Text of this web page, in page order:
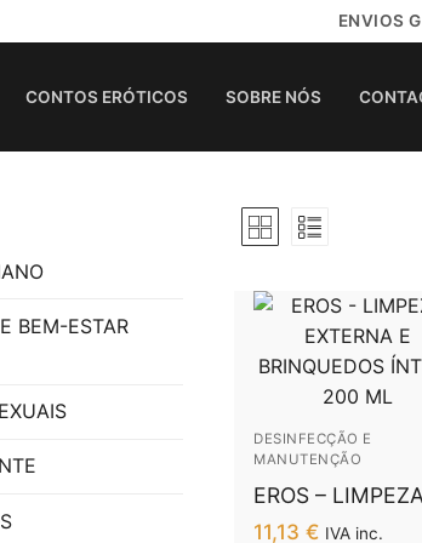
ENVIOS
CONTOS ERÓTICOS SOBRE NÓS
Contos Eróticos
DESINFECÇÃO E
MANUTENÇÃO
EROS – LIMPEZA
EXTERNA E
11,13 € IVA inc.
BEM-ESTAR